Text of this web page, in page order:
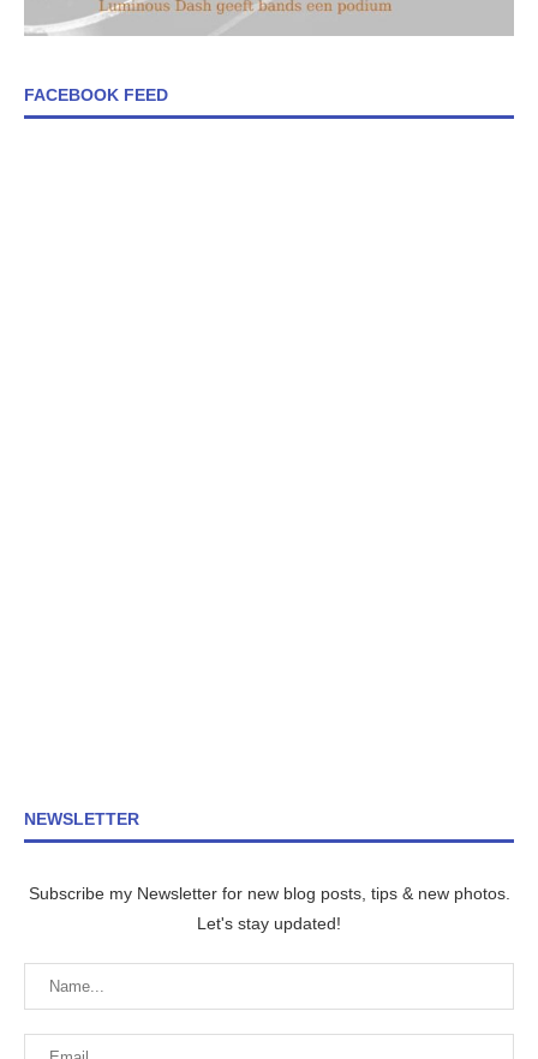
FACEBOOK FEED
NEWSLETTER
Subscribe my Newsletter for new blog posts, tips & new photos.
Let's stay updated!